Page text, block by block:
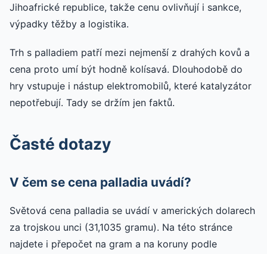
Jihoafrické republice, takže cenu ovlivňují i sankce,
výpadky těžby a logistika.
Trh s palladiem patří mezi nejmenší z drahých kovů a
cena proto umí být hodně kolísavá. Dlouhodobě do
hry vstupuje i nástup elektromobilů, které katalyzátor
nepotřebují. Tady se držím jen faktů.
Časté dotazy
V čem se cena palladia uvádí?
Světová cena palladia se uvádí v amerických dolarech
za trojskou unci (31,1035 gramu). Na této stránce
najdete i přepočet na gram a na koruny podle